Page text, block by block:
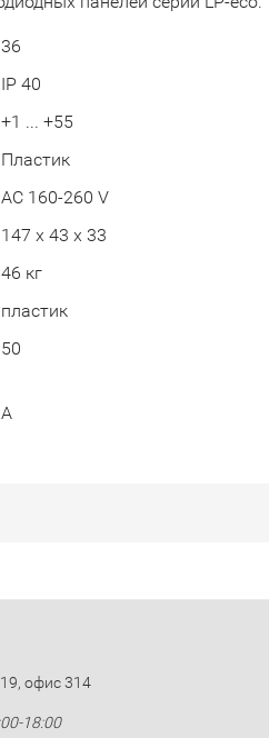
36
IP 40
+1 ... +55
Пластик
AC 160-260 V
147 x 43 x 33
46 кг
пластик
50
А
офис 314
18:00